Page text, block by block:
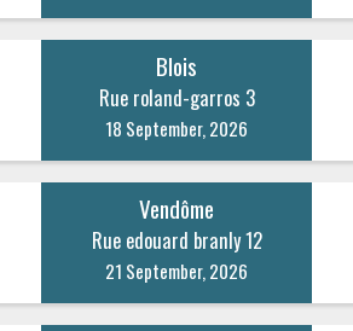
Blois
Rue roland-garros 3
18 September, 2026
Vendôme
Rue edouard branly 12
21 September, 2026